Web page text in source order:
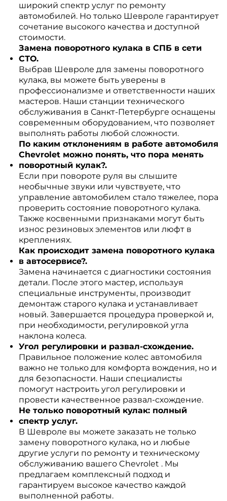
широкий спектр услуг по ремонту
автомобилей. Но только Шевроле гарантирует
сочетание высокого качества и доступной
стоимости.
Замена поворотного кулака в СПБ в сети
СТО.
Выбрав Шевроле для замены поворотного
кулака, вы можете быть уверены в
профессионализме и ответственности наших
мастеров. Наши станции технического
обслуживания в Санкт-Петербурге оснащены
современным оборудованием, что позволяет
выполнять работы любой сложности.
По каким отклонениям в работе автомобиля
Chevrolet можно понять, что пора менять
поворотный кулак?.
Если при повороте руля вы слышите
необычные звуки или чувствуете, что
управление автомобилем стало тяжелее, пора
проверить состояние поворотного кулака.
Также косвенными признаками могут быть
износ резиновых элементов или люфт в
креплениях.
Как происходит замена поворотного кулака
в автосервисе?.
Замена начинается с диагностики состояния
детали. После этого мастер, используя
специальные инструменты, производит
демонтаж старого кулака и устанавливает
новый. Завершается процедура проверкой и,
при необходимости, регулировкой угла
наклона колеса.
Угол регулировки и развал-схождение.
Правильное положение колес автомобиля
важно не только для комфорта вождения, но и
для безопасности. Наши специалисты
помогут настроить угол регулировки и
провести качественное развал-схождение.
Не только поворотный кулак: полный
спектр услуг.
В Шевроле вы можете заказать не только
замену поворотного кулака, но и любые
другие услуги по ремонту и техническому
обслуживанию вашего Chevrolet . Мы
предлагаем комплексный подход и
гарантируем высокое качество каждой
выполненной работы.